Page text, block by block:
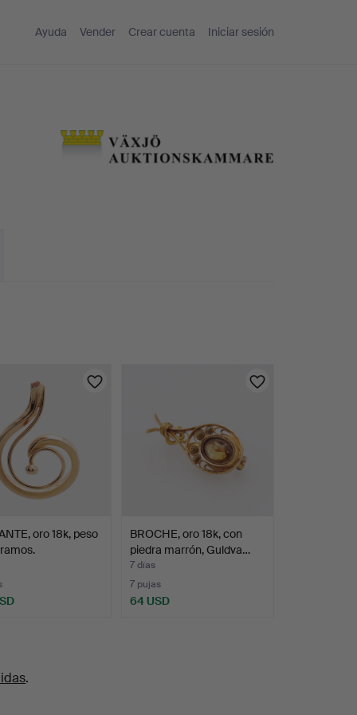
Ayuda Vender Crear cuenta Iniciar sesión
oro 18k, peso
BROCHE, oro 18k, con
piedra marrón, Guldva…
7 días
7 pujas
64 USD
.